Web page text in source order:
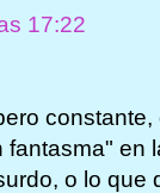
17:22
fantasma" en
o lo que